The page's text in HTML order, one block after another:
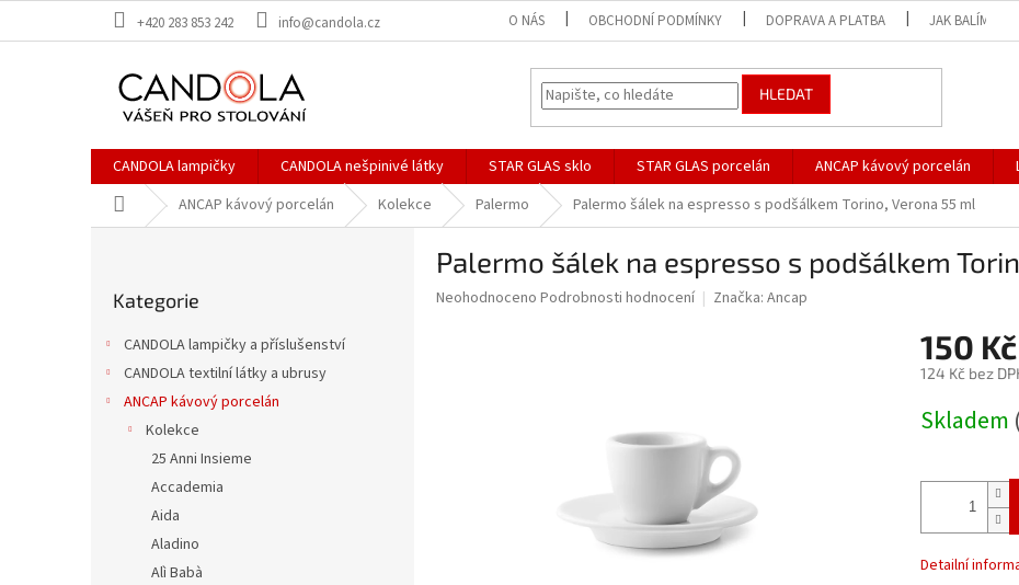
+420 283 853 242 info@candola.cz O NÁS OBCHODNÍ PODMÍNKY DOPRAVA A PLATBA JAK BALÍME
HLEDAT
CANDOLA lampičky CANDOLA nešpinivé látky STAR GLAS sklo STAR GLAS porcelán ANCAP kávový porcelán
Domů ANCAP kávový porcelán Kolekce Palermo Palermo šálek na espresso s podšálkem Torino, Verona 55 ml
kategorie
Kategorie
CANDOLA lampičky a příslušenství
CANDOLA textilní látky a ubrusy
ANCAP kávový porcelán
Kolekce
25 Anni Insieme
Accademia
Aida
Aladino
Alì Babà
Palermo šálek na espresso s podšálkem
Průměrné
Neohodnoceno Podrobnosti hodnocení Značka: Ancap
150 Kč
124 Kč bez
cena:
Skladem
Detailní